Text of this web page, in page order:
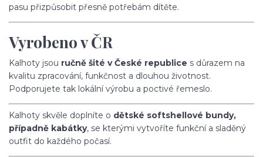
pasu přizpůsobit přesně potřebám dítěte.
Vyrobeno v ČR
Kalhoty jsou ručně šité v České republice s důrazem na
kvalitu zpracování, funkčnost a dlouhou životnost.
Podporujete tak lokální výrobu a poctivé řemeslo.
Kalhoty skvěle doplníte o dětské softshellové bundy,
případně kabátky, se kterými vytvoříte funkční a sladěný
outfit do každého počasí.